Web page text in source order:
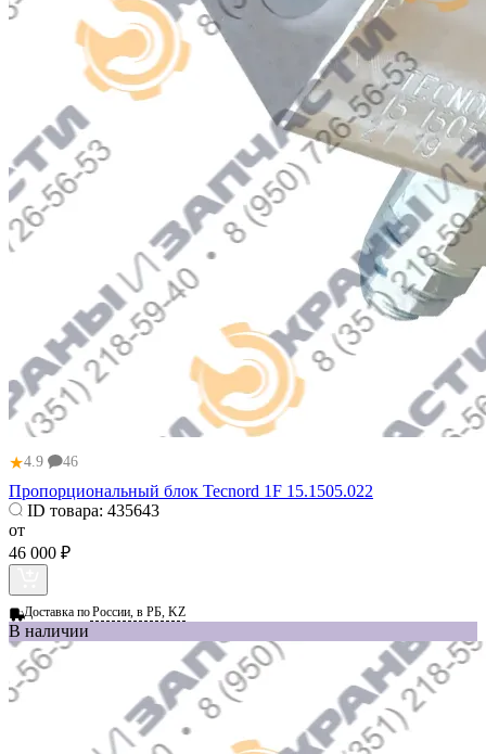
★4.9 46
Пропорциональный блок Tecnord 1F 15.1505.022
ID товара: 435643
от
46 000 ₽
Доставка поРоссии, в РБ, KZ
В наличии